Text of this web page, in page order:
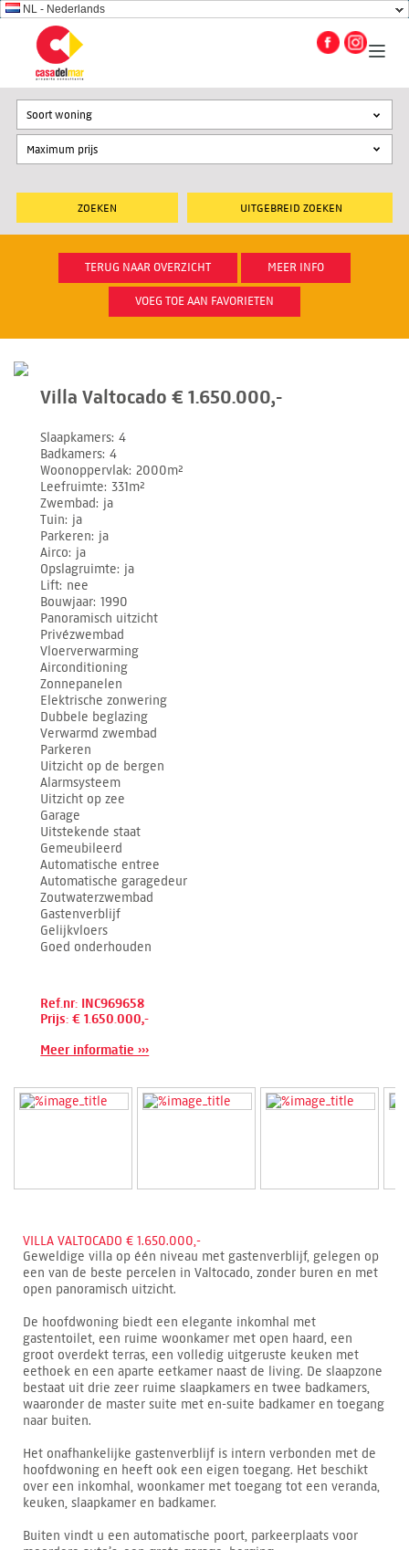
NL - Nederlands
UITGEBREID ZOEKEN
Soort woning
TERUG NAAR OVERZICHT MEER INFO
VOEG TOE AAN FAVORIETEN
Villa Valtocado € 1.650.000,-
Slaapkamers 4
Badkamers 4
Woonoppervlak 2000m²
Leefruimte 331m²
Zwembad ja
Tuin ja
Parkeren ja
Airco ja
Opslagruimte ja
Lift nee
Bouwjaar 1990
Panoramisch uitzicht
Privézwembad
Vloerverwarming
Airconditioning
Zonnepanelen
Elektrische zonwering
Dubbele beglazing
Verwarmd zwembad
Parkeren
Uitzicht op de bergen
Alarmsysteem
Uitzicht op zee
Garage
Uitstekende staat
Gemeubileerd
Automatische entree
Automatische garagedeur
Zoutwaterzwembad
Gastenverblijf
Gelijkvloers
Goed onderhouden
Ref.nr: INC969658
Prijs: € 1.650.000,-
Meer informatie ›››
VILLA VALTOCADO € 1.650.000,-
Geweldige villa op één niveau met gastenverblijf, gelegen op
een van de beste percelen in Valtocado, zonder buren en met
open panoramisch uitzicht.
De hoofdwoning biedt een elegante inkomhal met
gastentoilet, een ruime woonkamer met open haard, een
groot overdekt terras, een volledig uitgeruste keuken met
eethoek en een aparte eetkamer naast de living. De slaapzone
bestaat uit drie zeer ruime slaapkamers en twee badkamers,
waaronder de master suite met en-suite badkamer en toegang
naar buiten.
Het onafhankelijke gastenverblijf is intern verbonden met de
hoofdwoning en heeft ook een eigen toegang. Het beschikt
over een inkomhal, woonkamer met toegang tot een veranda,
keuken, slaapkamer en badkamer.
Buiten vindt u een automatische poort, parkeerplaats voor